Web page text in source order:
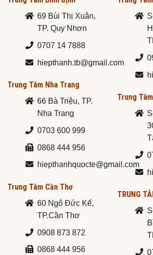
69 Bùi Thị Xuân,
TP. Quy Nhơn
0707 14 7888
hiepthanh.tb@gmail.com
Trung Tâm Nha Trang
66 Bà Triệu, TP.
Nha Trang
0703 600 999
0868 444 956
hiepthanhquocte@gmail.com
Trung Tâm Cần Thơ
60 Ngô Đức Kế,
TP.Cần Thơ
0908 873 872
0868 444 956
Trung
TRUNG